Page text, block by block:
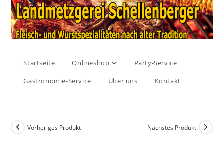
Startseite Onlineshop
Party-Service
Gastronomie-Service
Über uns Kontakt
Vorheriges Produkt Nächstes Produkt